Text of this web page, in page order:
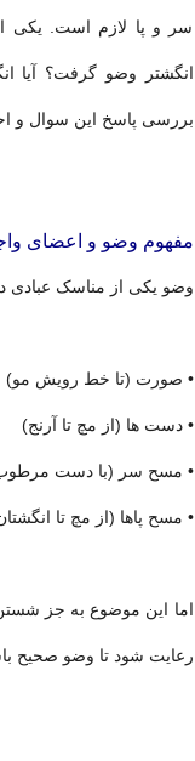
سر و پا لازم است. یکی
انگشتر وضو گرفت؟ آیا
بررسی پاسخ این سوال و
مفهوم وضو و اعضای
وضو یکی از مناسک
• صورت (تا خط رویش مو)
• دست ها (از مچ تا آرنج)
• مسح سر (با دست
• مسح پاها (از مچ تا
اما این موضوع به جز
رعایت شود تا وضو صحیح